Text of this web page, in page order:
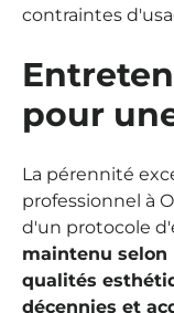
contraintes
pour
La pérennité
professionnel à
d'un protocole
maintenu selon
qualités
décennies et